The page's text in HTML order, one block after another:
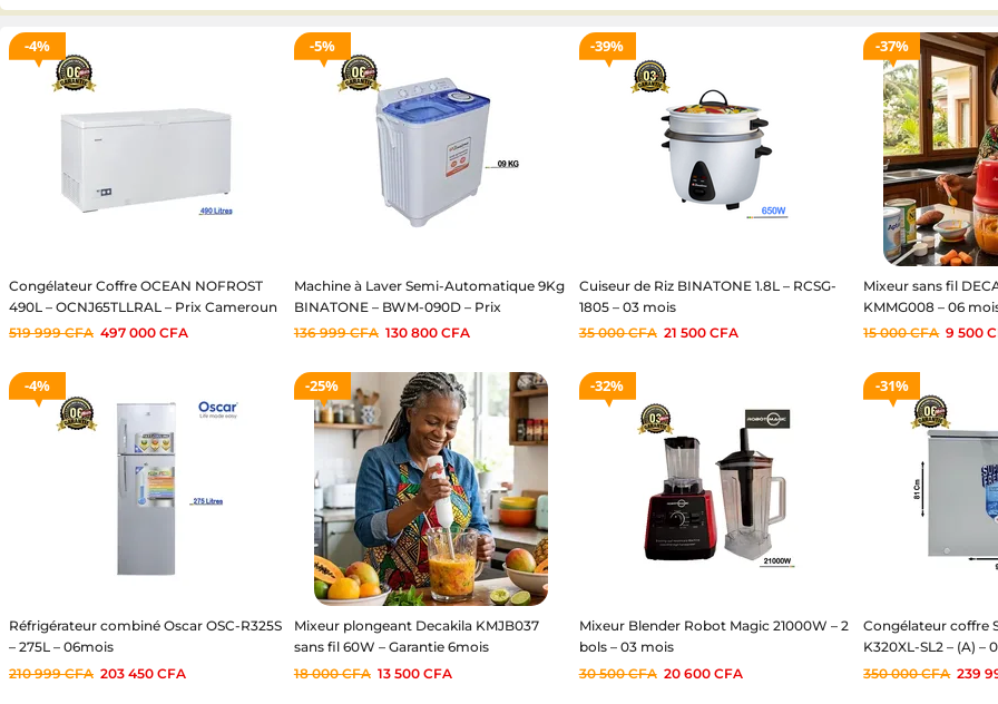
4%
Congélateur Coffre OCEAN NOFROST
490L – OCNJ65TLLRAL – Prix Cameroun
– 06mois
519 999CFA 497 000 CFA
5%
Machine à Laver Semi-Automatique 9Kg
BINATONE – BWM-090D – Prix
Cameroun – Économique – 06mois
136 999CFA 130 800 CFA
39%
Cuiseur de Riz BINATONE 1.8L – RCSG-
1805 – 03 mois
35 000CFA 21 500 CFA
37%
Mixeur sans fil
KMMG008 – 06
15 000CFA 9 500
4%
Réfrigérateur combiné Oscar OSC-R325S
– 275L – 06mois
210 999CFA 203 450 CFA
25%
Mixeur plongeant Decakila KMJB037
sans fil 60W – Garantie 6mois
18 000CFA 13 500 CFA
32%
Mixeur Blender Robot Magic 21000W – 2
bols – 03 mois
30 500CFA 20 600 CFA
31%
Congélateur coffre
K320XL-SL2 – (A) –
350 000CFA 239